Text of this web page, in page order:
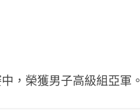
，榮獲男子高級組亞軍。